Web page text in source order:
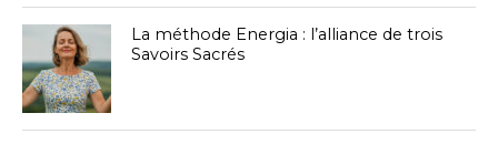
La méthode Energia : l’alliance de trois
Savoirs Sacrés